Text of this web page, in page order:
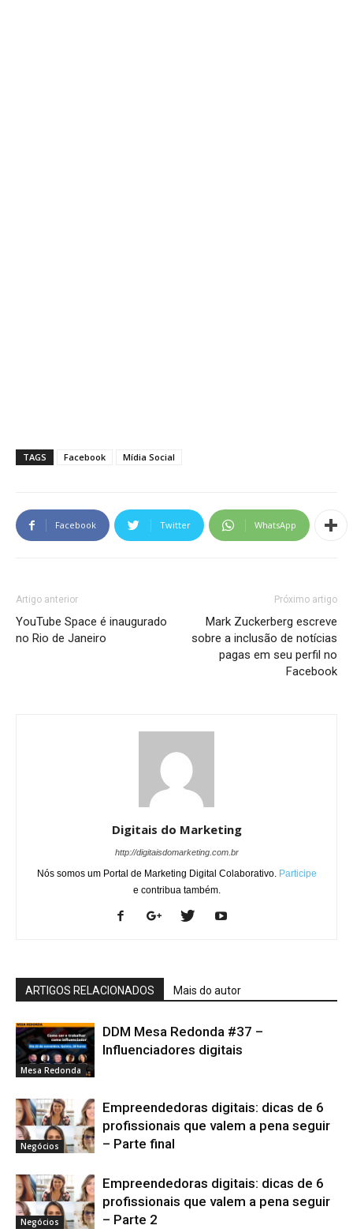
TAGS Facebook Mídia Social
Facebook Twitter WhatsApp
Artigo anterior
YouTube Space é inaugurado
no Rio de Janeiro
Próximo artigo
Mark Zuckerberg escreve
sobre a inclusão de notícias
pagas em seu perfil no
Facebook
Digitais do Marketing
http://digitaisdomarketing.com.br
Nós somos um Portal de Marketing Digital Colaborativo. Participe
e contribua também.
ARTIGOS RELACIONADOS Mais do autor
Mesa Redonda
DDM Mesa Redonda #37 –
Influenciadores digitais
Negócios
Empreendedoras digitais: dicas de 6
profissionais que valem a pena seguir
– Parte final
Negócios
Empreendedoras digitais: dicas de 6
profissionais que valem a pena seguir
– Parte 2